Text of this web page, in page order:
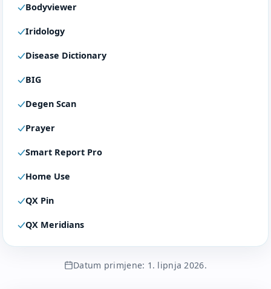
Bodyviewer
Iridology
Disease Dictionary
BIG
Degen Scan
Prayer
Smart Report Pro
Home Use
QX Pin
QX Meridians
Datum primjene: 1. lipnja 2026.